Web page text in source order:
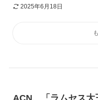
2025年6月18日